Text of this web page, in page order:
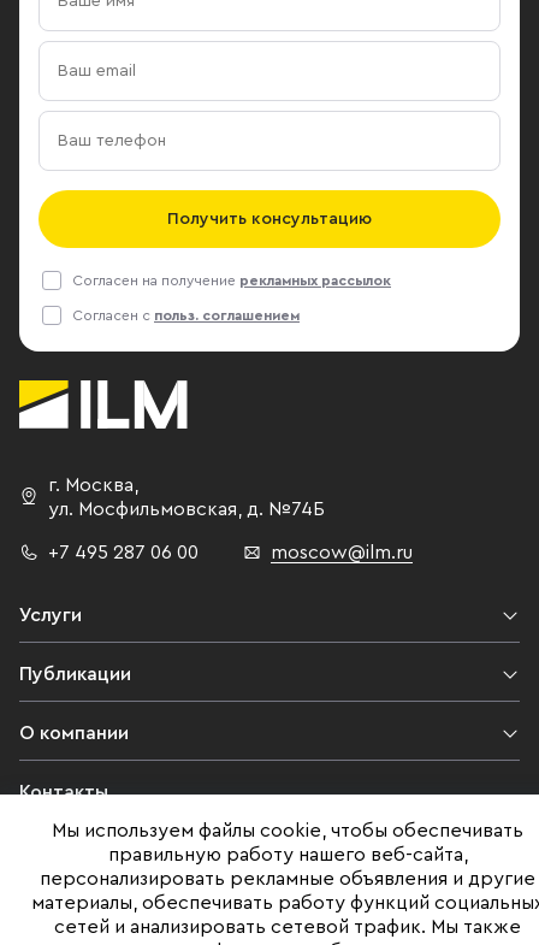
Получить консультацию
Согласен на получение рекламных рассылок
Согласен с польз. соглашением
г. Москва,
ул. Мосфильмовская, д. №74Б
+7 495 287 06 00 moscow@ilm.ru
Услуги
Публикации
О компании
Контакты
Юридическая информация
Мы используем файлы cookie, чтобы обеспечивать
правильную работу нашего веб-сайта,
персонализировать рекламные объявления и другие
материалы, обеспечивать работу функций
сетей и анализировать сетевой трафик. Мы также